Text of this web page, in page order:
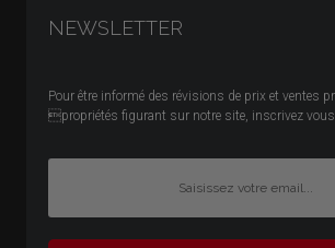
NEWSLETTER
Pour être informé des révisions de prix et ventes
propriétés figurant sur notre site, inscrivez vous